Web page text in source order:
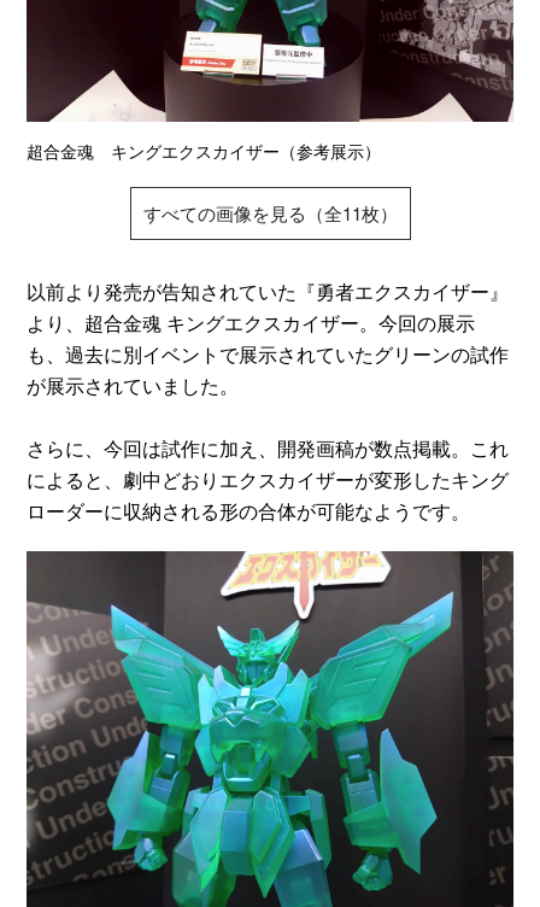
超合金魂 キングエクスカイザー（参考展示）
すべての画像を見る（全11枚）
以前より発売が告知されていた『勇者エクスカイザー』
より、超合金魂 キングエクスカイザー。今回の展示
も、過去に別イベントで展示されていたグリーンの試作
が展示されていました。
さらに、今回は試作に加え、開発画稿が数点掲載。これ
によると、劇中どおりエクスカイザーが変形したキング
ローダーに収納される形の合体が可能なようです。